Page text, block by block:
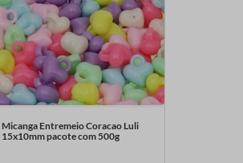
Micanga Entremeio Coracao Luli
15x10mm pacote com 500g